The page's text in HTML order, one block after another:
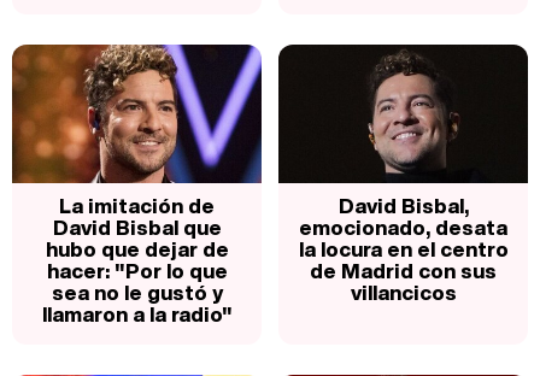
La imitación de
David Bisbal que
hubo que dejar de
hacer: "Por lo que
sea no le gustó y
llamaron a la radio"
David Bisbal,
emocionado, desata
la locura en el centro
de Madrid con sus
villancicos